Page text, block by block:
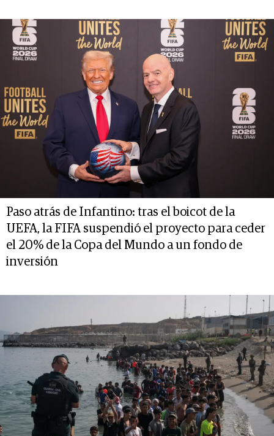
Paso atrás de Infantino: tras el boicot de la
UEFA, la FIFA suspendió el proyecto para ceder
el 20% de la Copa del Mundo a un fondo de
inversión